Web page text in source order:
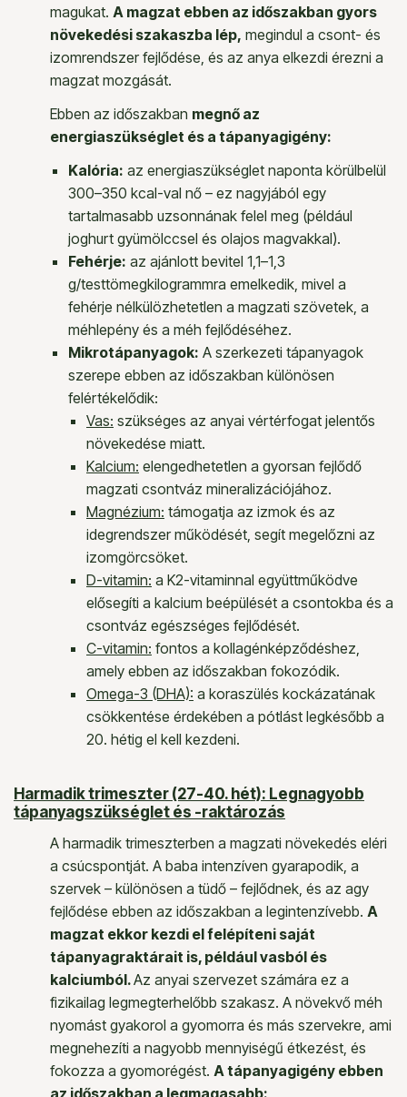
magukat. A magzat ebben az időszakban gyors
növekedési szakaszba lép, megindul a csont- és
izomrendszer fejlődése, és az anya elkezdi érezni a
magzat mozgását.
Ebben az időszakban megnő az
energiaszükséglet és a tápanyagigény:
Kalória: az energiaszükséglet naponta körülbelül
300–350 kcal-val nő – ez nagyjából egy
tartalmasabb uzsonnának felel meg (például
joghurt gyümölccsel és olajos magvakkal).
Fehérje: az ajánlott bevitel 1,1–1,3
g/testtömegkilogrammra emelkedik, mivel a
fehérje nélkülözhetetlen a magzati szövetek, a
méhlepény és a méh fejlődéséhez.
Mikrotápanyagok: A szerkezeti tápanyagok
szerepe ebben az időszakban különösen
felértékelődik:
Vas: szükséges az anyai vértérfogat jelentős
növekedése miatt.
Kalcium: elengedhetetlen a gyorsan fejlődő
magzati csontváz mineralizációjához.
Magnézium: támogatja az izmok és az
idegrendszer működését, segít megelőzni az
izomgörcsöket.
D-vitamin: a K2-vitaminnal együttműködve
elősegíti a kalcium beépülését a csontokba és a
csontváz egészséges fejlődését.
C-vitamin: fontos a kollagénképződéshez,
amely ebben az időszakban fokozódik.
Omega-3 (DHA): a koraszülés kockázatának
csökkentése érdekében a pótlást legkésőbb a
20. hétig el kell kezdeni.
Harmadik trimeszter (27-40. hét): Legnagyobb
tápanyagszükséglet és -raktározás
A harmadik trimeszterben a magzati növekedés eléri
a csúcspontját. A baba intenzíven gyarapodik, a
szervek – különösen a tüdő – fejlődnek, és az agy
fejlődése ebben az időszakban a legintenzívebb. A
magzat ekkor kezdi el felépíteni saját
tápanyagraktárait is, például vasból és
kalciumból.Az anyai szervezet számára ez a
fizikailag legmegterhelőbb szakasz. A növekvő méh
nyomást gyakorol a gyomorra és más szervekre, ami
megnehezíti a nagyobb mennyiségű étkezést, és
fokozza a gyomorégést. A tápanyagigény ebben